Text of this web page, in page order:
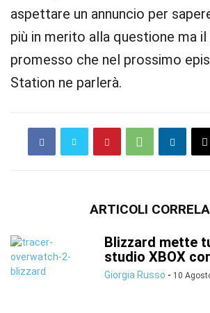
aspettare un annuncio per
più in merito alla questione ma
promesso che nel prossimo
Station ne parlerà.
ARTICOLI
Blizzard mette
studio XBOX
Giorgia Russo - 10